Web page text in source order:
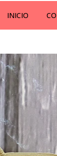
INICIO